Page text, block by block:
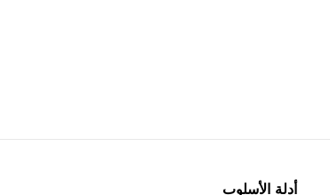
أدلة الأسلوب